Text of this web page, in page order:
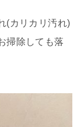
(カリカリ汚れ)
掃除しても落